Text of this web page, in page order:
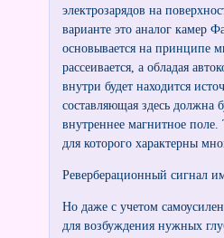
электрозарядов на
варианте это аналог камер
основывается на принципе
рассеивается, а обладая
внутри будет находится
составляющая здесь должна
внутреннее магнитное
для которого характерны
Реверберационный сигнал
Но даже с учетом
для возбуждения нужных